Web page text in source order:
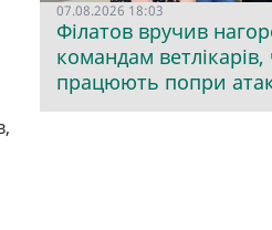
07.08.2026 18:03
Філатов вручив
командам ветлікарів,
працюють попри